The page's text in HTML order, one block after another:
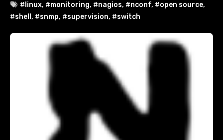
#linux, #monitoring, #nagios, #nconf, #open source,
#shell , #snmp, #supervision, #switch